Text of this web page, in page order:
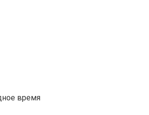
время